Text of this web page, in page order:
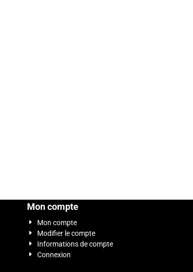
Mon compte
Mon compte
Modifier le compte
Informations de compte
Connexion